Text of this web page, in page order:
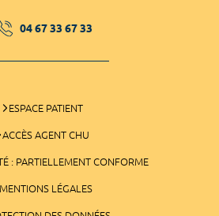
04 67 33 67 33
ESPACE PATIENT
ACCÈS AGENT CHU
: PARTIELLEMENT CONFORME
MENTIONS LÉGALES